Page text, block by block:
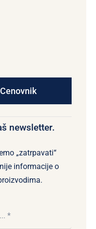
Cenovnik
newsletter.
„zatrpavati“
informacije o